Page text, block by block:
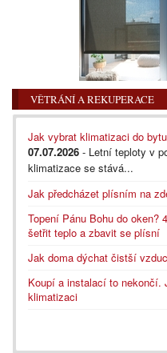
VĚTRÁNÍ A REKUPERACE
Jak vybrat klimatizaci do
07.07.2026 - Letní teploty v
klimatizace se stává...
Jak předcházet plísním na
Topení Pánu Bohu do oken?
šetřit teplo a zbavit se plísní
Jak doma dýchat čistší
Koupí a instalací to nekončí.
klimatizaci